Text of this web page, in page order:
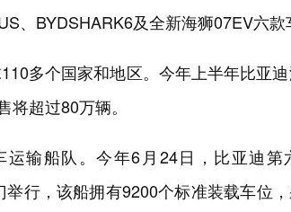
、BYDSHARK6及全新海狮07EV六款
多个国家和地区。今年上半年比亚
超过80万辆。
输船队。今年6月24日，比亚迪第
行，该船拥有9200个标准装载车位